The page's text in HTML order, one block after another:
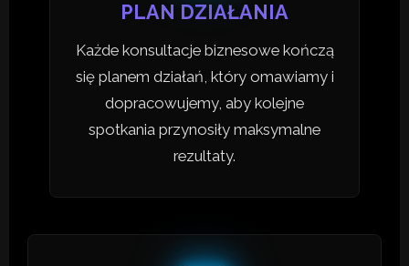
PLAN DZIAŁANIA
Każde konsultacje biznesowe kończą
się planem działań, który omawiamy i
dopracowujemy, aby kolejne
spotkania przynosiły maksymalne
rezultaty.